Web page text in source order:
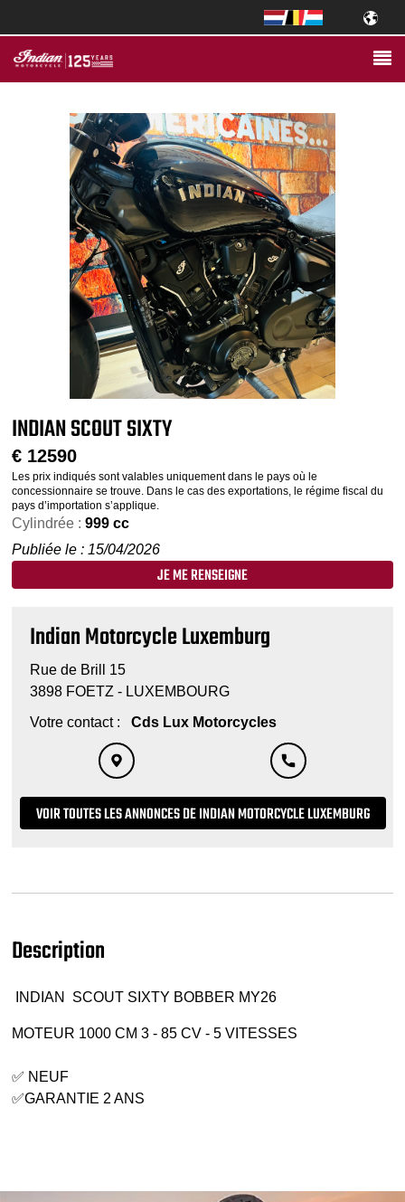
INDIAN SCOUT SIXTY
€ 12590
Les prix indiqués sont valables uniquement dans le pays où le
concessionnaire se trouve. Dans le cas des exportations, le régime fiscal du
pays d’importation s’applique.
Cylindrée : 999 cc
Publiée le : 15/04/2026
JE ME RENSEIGNE
Indian Motorcycle Luxemburg
Rue de Brill 15
3898 FOETZ - LUXEMBOURG
Votre contact :
Cds Lux Motorcycles
VOIR TOUTES LES ANNONCES DE INDIAN MOTORCYCLE LUXEMBURG
Description
INDIAN SCOUT SIXTY BOBBER MY26
MOTEUR 1000 CM 3 - 85 CV - 5 VITESSES
✅ NEUF
✅GARANTIE 2 ANS